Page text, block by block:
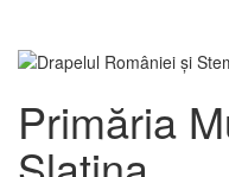
Primăria